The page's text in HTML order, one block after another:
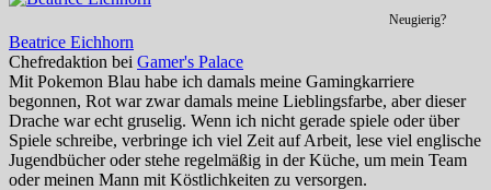
Neugierig?
Beatrice Eichhorn
Chefredaktion bei Gamer's Palace
Mit Pokemon Blau habe ich damals meine Gamingkarriere
begonnen, Rot war zwar damals meine Lieblingsfarbe, aber dieser
Drache war echt gruselig. Wenn ich nicht gerade spiele oder über
Spiele schreibe, verbringe ich viel Zeit auf Arbeit, lese viel englische
Jugendbücher oder stehe regelmäßig in der Küche, um mein Team
oder meinen Mann mit Köstlichkeiten zu versorgen.